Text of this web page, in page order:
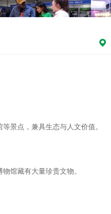
景点，兼具生态与人文价值‌。
馆藏有大量珍贵文物‌。